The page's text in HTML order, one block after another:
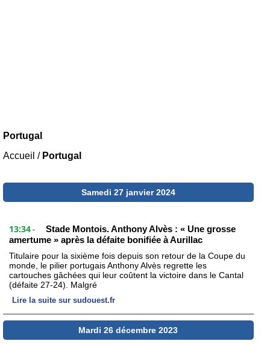
Portugal
Accueil / Portugal
Samedi 27 janvier 2024
13:34 -
Stade Montois. Anthony Alvès : « Une grosse
amertume » après la défaite bonifiée à Aurillac
Titulaire pour la sixième fois depuis son retour de la Coupe du
monde, le pilier portugais Anthony Alvès regrette les
cartouches gâchées qui leur coûtent la victoire dans le Cantal
(défaite 27-24). Malgré
Lire la suite sur sudouest.fr
Mardi 26 décembre 2023